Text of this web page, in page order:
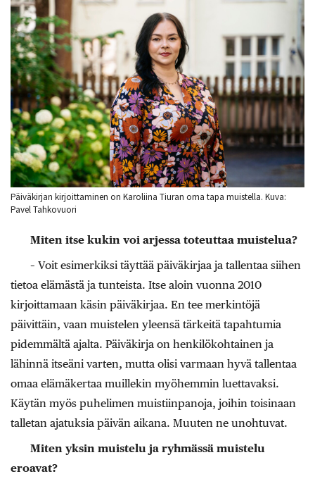
Päiväkirjan kirjoittaminen on Karoliina Tiuran oma tapa muistella. Kuva:
Pavel Tahkovuori
Miten itse kukin voi arjessa toteuttaa muistelua?
– Voit esimerkiksi täyttää päiväkirjaa ja tallentaa siihen
tietoa elämästä ja tunteista. Itse aloin vuonna 2010
kirjoittamaan käsin päiväkirjaa. En tee merkintöjä
päivittäin, vaan muistelen yleensä tärkeitä tapahtumia
pidemmältä ajalta. Päiväkirja on henkilökohtainen ja
lähinnä itseäni varten, mutta olisi varmaan hyvä tallentaa
omaa elämäkertaa muillekin myöhemmin luettavaksi.
Käytän myös puhelimen muistiinpanoja, joihin toisinaan
talletan ajatuksia päivän aikana. Muuten ne unohtuvat.
Miten yksin muistelu ja ryhmässä muistelu
eroavat?